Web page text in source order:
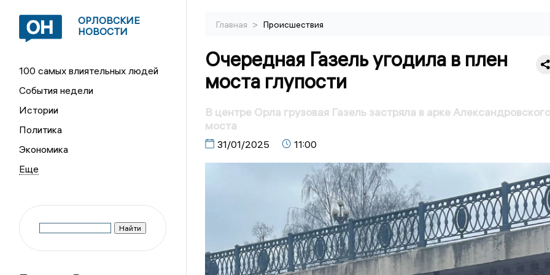
ОРЛОВСКИЕ
НОВОСТИ
100 самых влиятельных людей
События недели
Истории
Политика
Экономика
Главная > Происшествия
Очередная Газель угодила в плен
моста глупости
В центре Орла грузовая Газель застряла в арке Александровского
моста
31/01/2025 11:00